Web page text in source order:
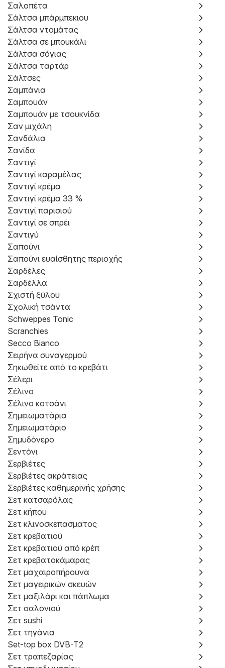
Σαλοπέτα
Σάλτσα μπάρμπεκιου
Σάλτσα ντομάτας
Σάλτσα σε μπουκάλι
Σάλτσα σόγιας
Σάλτσα ταρτάρ
Σάλτσες
Σαμπάνια
Σαμπουάν
Σαμπουάν με τσουκνίδα
Σαν μιχάλη
Σανδάλια
Σανίδα
Σαντιγί
Σαντιγί καραμέλας
Σαντιγί κρέμα
Σαντιγί κρέμα 33 %
Σαντιγί παρισιού
Σαντιγί σε σπρέι
Σαντιγύ
Σαπούνι
Σαπούνι ευαίσθητης περιοχής
Σαρδέλες
Σαρδέλλα
Σχιστή ξύλου
Σχολική τσάντα
Schweppes Tonic
Scranchies
Secco Bianco
Σειρήνα συναγερμού
Σηκωθείτε από το κρεβάτι
Σέλερι
Σέλινο
Σέλινο κοτσάνι
Σημειωματάρια
Σημειωματάριο
Σημυδόνερο
Σεντόνι
Σερβιέτες
Σερβιέτες ακράτειας
Σερβιέτες καθημερινής χρήσης
Σετ κατσαρόλας
Σετ κήπου
Σετ κλινοσκεπασματος
Σετ κρεβατιού
Σετ κρεβατιού από κρέπ
Σετ κρεβατοκάμαρας
Σετ μαχαιροπήρουνα
Σετ μαγειρικών σκευών
Σετ μαξιλάρι και πάπλωμα
Σετ σαλονιού
Σετ sushi
Σετ τηγάνια
Set-top box DVB-T2
Σετ τραπεζαρίας